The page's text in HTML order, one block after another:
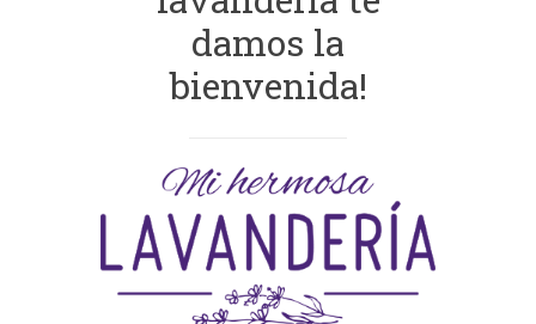
damos la
bienvenida!